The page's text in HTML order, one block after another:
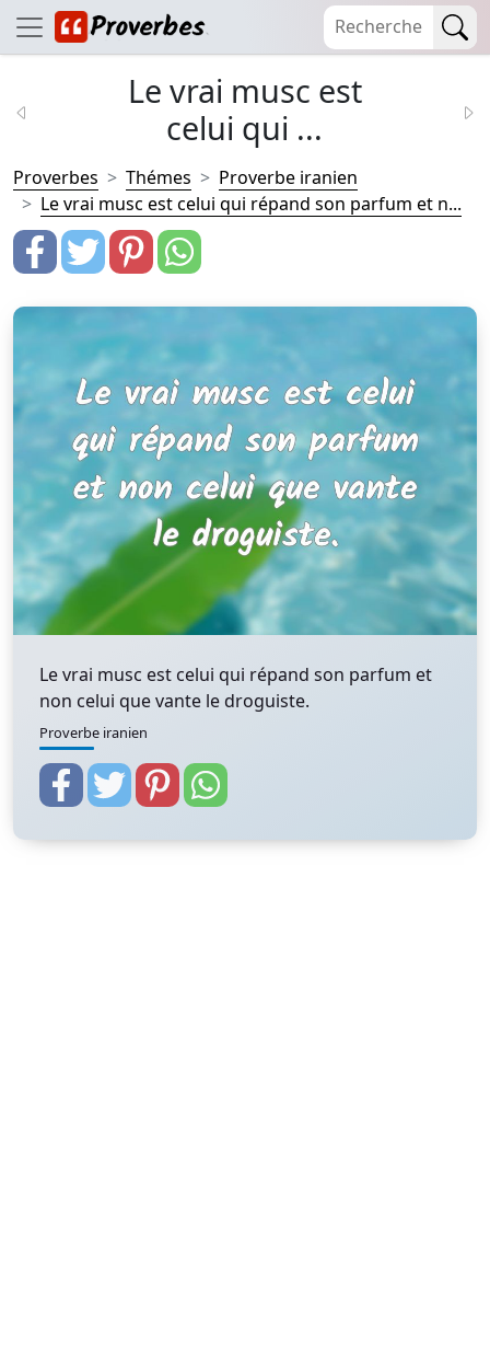
Le vrai musc est
celui qui ...
Proverbes Thémes
Proverbe iranien
Le vrai musc est celui qui répand son parfum et n...
Le vrai musc est celui qui répand son parfum et
non celui que vante le droguiste.
Proverbe iranien